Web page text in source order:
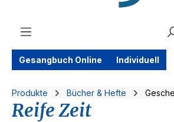
Gesangbuch Online Individuell
Produkte Bücher & Hefte
Reife Zeit